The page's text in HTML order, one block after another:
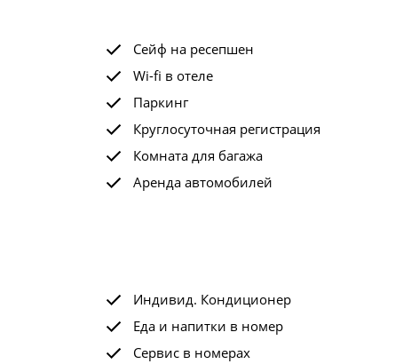
Сейф на ресепшен
Wi-fi в отеле
Паркинг
Круглосуточная регистрация
Комната для багажа
Аренда автомобилей
Индивид. Кондиционер
Еда и напитки в номер
Сервис в номерах